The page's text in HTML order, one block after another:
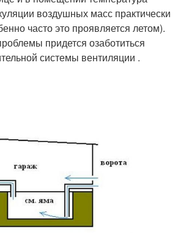
воздушных масс практически
часто это проявляется летом).
придется озаботиться
системы вентиляции .